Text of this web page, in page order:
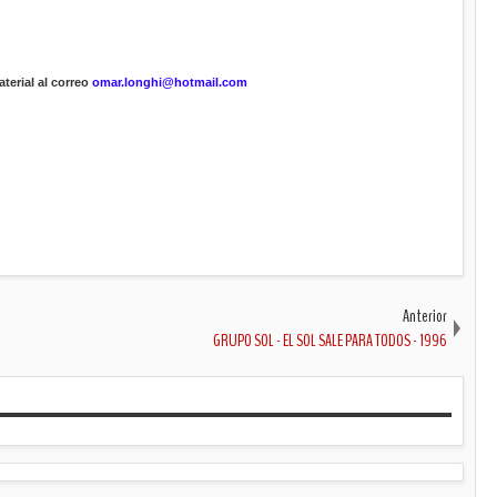
al correo omar.longhi@hotmail.com
Anterior
GRUPO SOL - EL SOL SALE PARA TODOS - 1996